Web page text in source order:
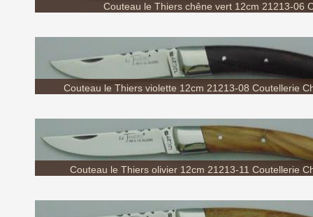
Couteau le Thiers chêne vert 12cm 21213-06
Couteau le Thiers violette 12cm 21213-08 Coutellerie
Couteau le Thiers olivier 12cm 21213-11 Coutellerie